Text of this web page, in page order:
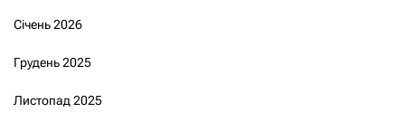
Січень 2026
Грудень 2025
Листопад 2025